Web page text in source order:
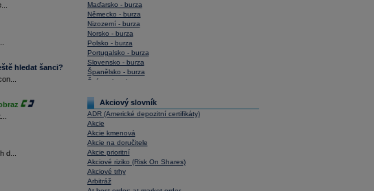
hledat šanci?
d...
Maďarsko - burza
Německo - burza
Nizozemí - burza
Norsko - burza
Polsko - burza
Portugalsko - burza
Slovensko - burza
Španělsko - burza
Švýcarsko - burza
Akciový slovník
ADR (Americké depozitní certifikáty)
Akcie
Akcie kmenová
Akcie na doručitele
Akcie prioritní
Akciové riziko (Risk On Shares)
Akciové trhy
Arbitráž